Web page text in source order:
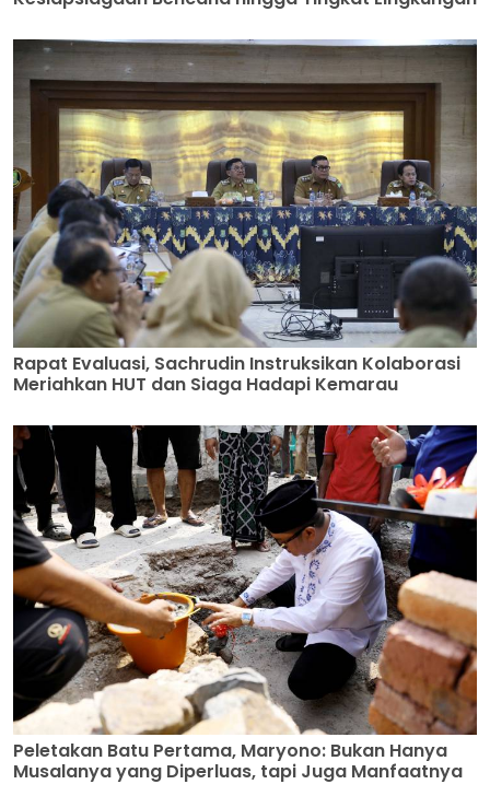
Rapat Evaluasi, Sachrudin Instruksikan Kolaborasi
Meriahkan HUT dan Siaga Hadapi Kemarau
Peletakan Batu Pertama, Maryono: Bukan Hanya
Musalanya yang Diperluas, tapi Juga Manfaatnya